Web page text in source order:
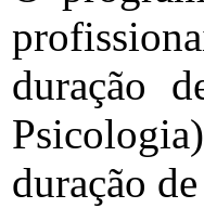
duração
duração